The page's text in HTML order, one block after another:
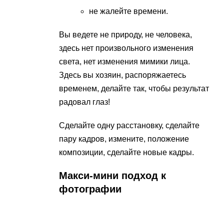
не жалейте времени.
Вы ведете не природу, не человека,
здесь нет произвольного изменения
света, нет изменения мимики лица.
Здесь вы хозяин, распоряжаетесь
временем, делайте так, чтобы результат
радовал глаз!
Сделайте одну расстановку, сделайте
пару кадров, измените, положение
композиции, сделайте новые кадры.
Макси-мини подход к
фотографии